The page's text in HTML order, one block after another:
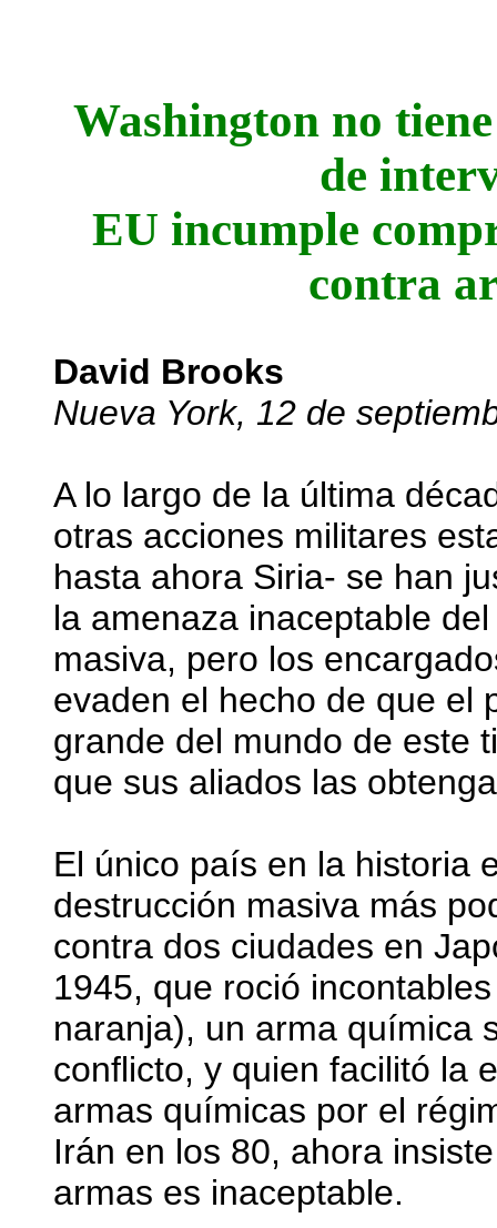
Washington no
de
EU incumple
contra
David Brooks
Nueva York, 12 de
A lo largo de la última
otras acciones militares
hasta ahora Siria- se han
la amenaza inaceptable
masiva, pero los
evaden el hecho de que el
grande del mundo de este
que sus aliados las
El único país en la historia
destrucción masiva más
contra dos ciudades en
1945, que roció
naranja), un arma química
conflicto, y quien facilitó la
armas químicas por el
Irán en los 80, ahora
armas es inaceptable.